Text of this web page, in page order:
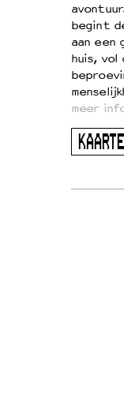
begint
aan een
huis, vol
meer